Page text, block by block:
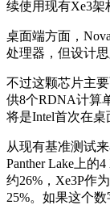
续使用现有Xe3架
桌面端方面，
处理器，但设计
不过这颗芯片主
供8个RDNA计算
将是Intel首次在桌
从现有基准测试
Panther Lake上的
约26%，Xe3P作
25%。如果这个